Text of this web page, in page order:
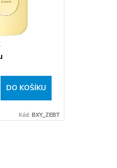
BOX -
DO KOŠÍKU
Kód: BXY_ZEBT